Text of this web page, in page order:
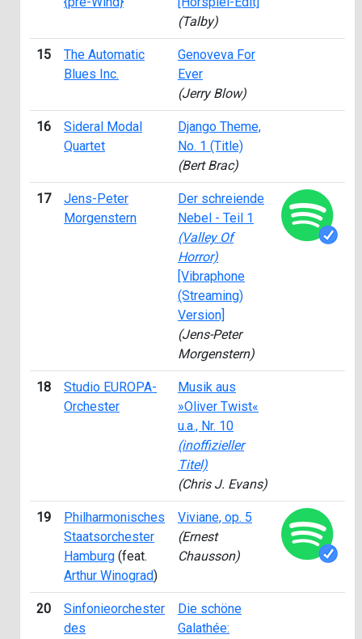
(Talby)
15
The Automatic
Blues Inc.
Genoveva For
Ever
(Jerry Blow)
16
Sideral Modal
Quartet
Django Theme,
No. 1 (Title)
(Bert Brac)
17
Jens-Peter
Morgenstern
Der schreiende
Nebel - Teil 1
(Valley Of
Horror)
[Vibraphone
(Streaming)
Version]
(Jens-Peter
Morgenstern)
18
Studio EUROPA-
Orchester
Musik aus
»Oliver Twist«
u.a., Nr. 10
(inoffizieller
Titel)
(Chris J. Evans)
19
Philharmonisches
Staatsorchester
Hamburg (feat.
Arthur Winograd)
Viviane, op. 5
(Ernest
Chausson)
20
Sinfonieorchester
des
Die schöne
Galathée: